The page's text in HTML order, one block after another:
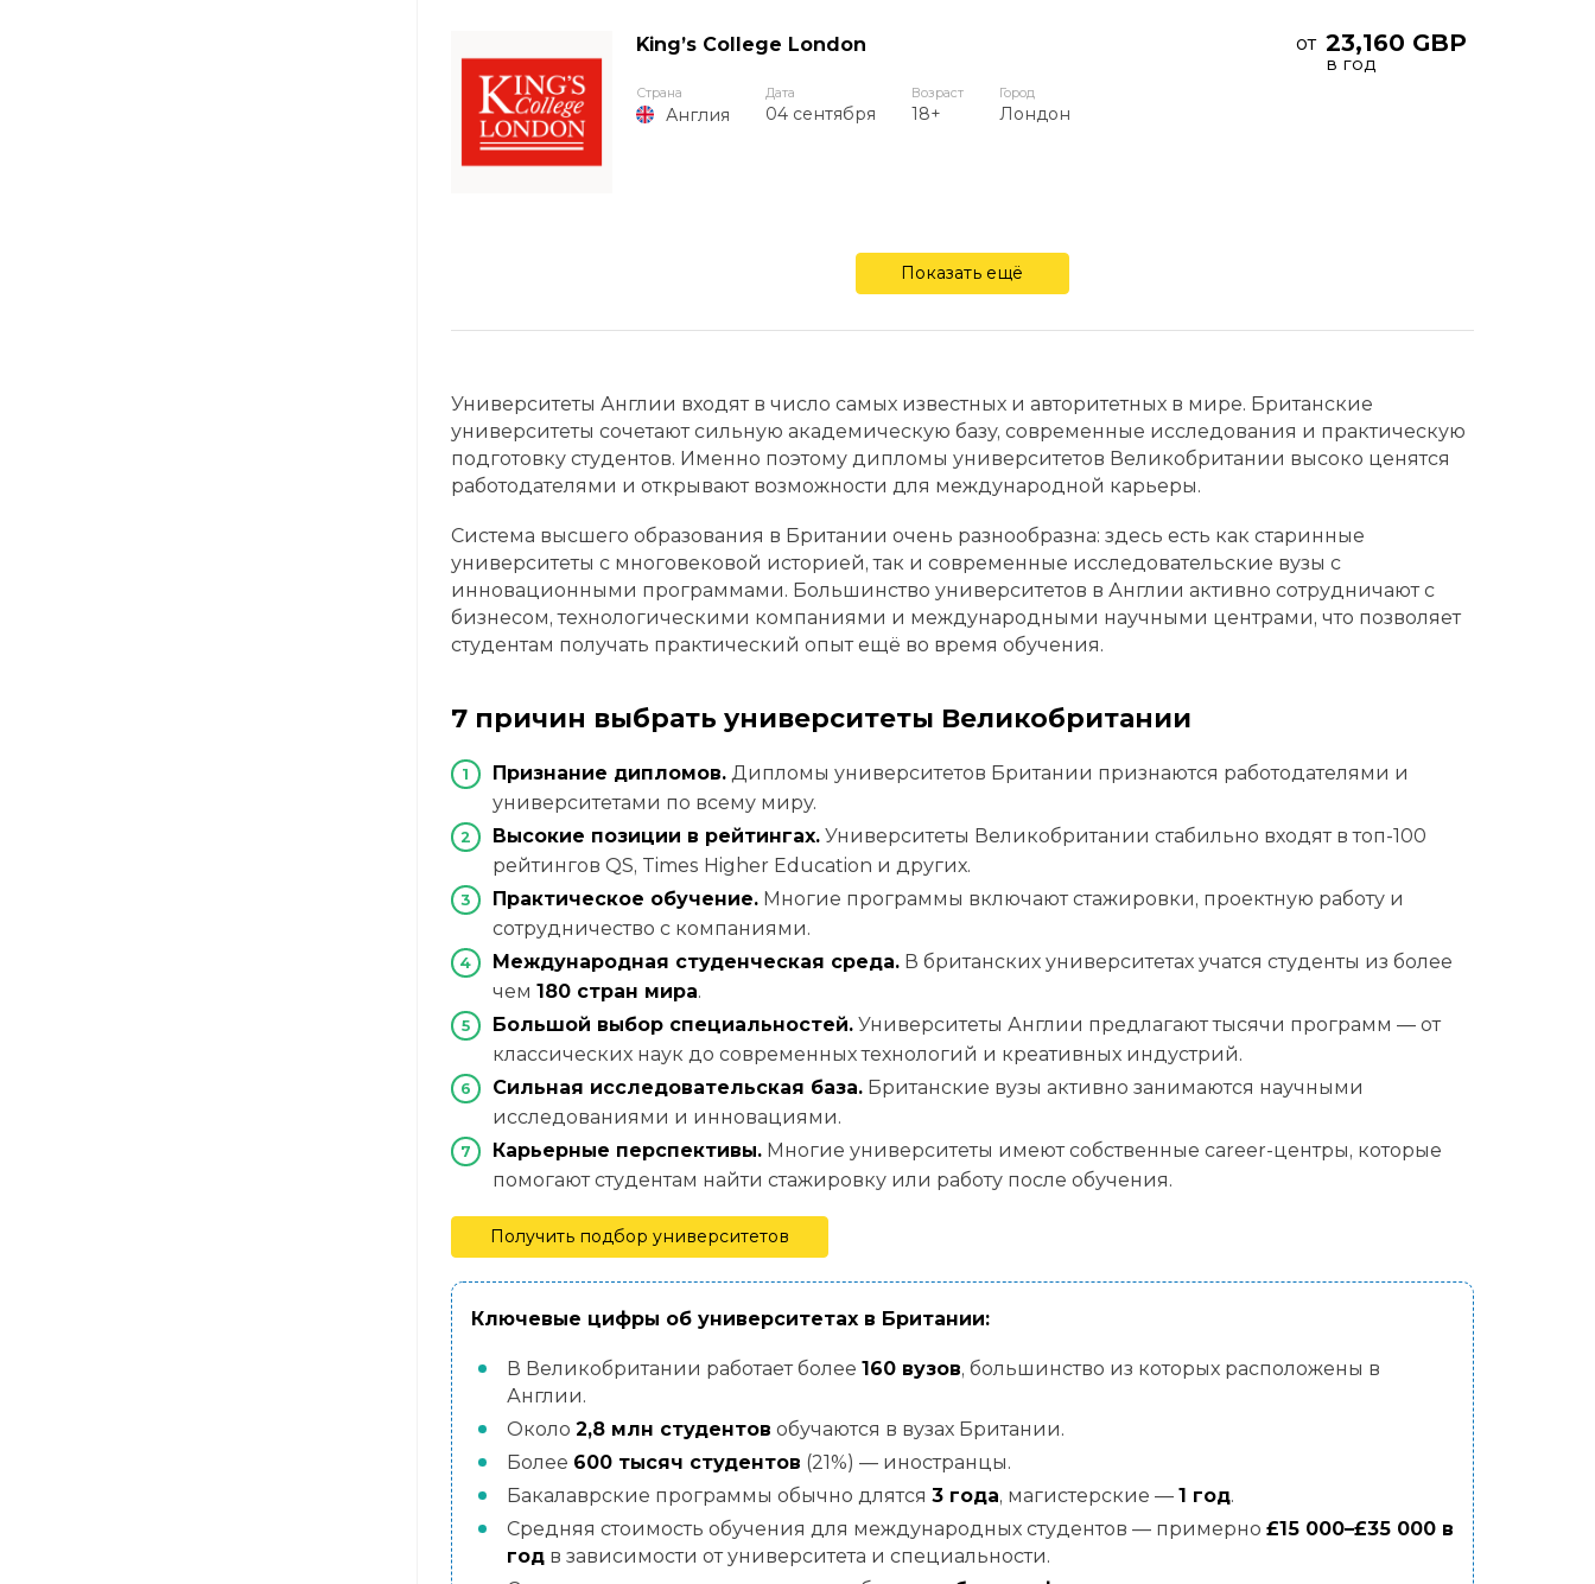
King’s College London от 23,160 GBP
в год
Страна
Англия
Дата
04 сентября
Возраст
18+
Город
Лондон
Показать ещё
Университеты Англии входят в число самых известных и авторитетных в мире. Британские
университеты сочетают сильную академическую базу, современные исследования и практическую
подготовку студентов. Именно поэтому дипломы университетов Великобритании высоко ценятся
работодателями и открывают возможности для международной карьеры.
Система высшего образования в Британии очень разнообразна: здесь есть как старинные
университеты с многовековой историей, так и современные исследовательские вузы с
инновационными программами. Большинство университетов в Англии активно сотрудничают с
бизнесом, технологическими компаниями и международными научными центрами, что позволяет
студентам получать практический опыт ещё во время обучения.
7 причин выбрать университеты Великобритании
Признание дипломов.Дипломы университетов Британии признаются работодателями и
университетами по всему миру.
Высокие позиции в рейтингах.Университеты Великобритании стабильно входят в топ-100
рейтингов QS, Times Higher Education и других.
Практическое обучение.Многие программы включают стажировки, проектную работу и
сотрудничество с компаниями.
Международная студенческая среда.В британских университетах учатся студенты из более
чем 180 стран мира.
Большой выбор специальностей.Университеты Англии предлагают тысячи программ — от
классических наук до современных технологий и креативных индустрий.
Сильная исследовательская база.Британские вузы активно занимаются научными
исследованиями и инновациями.
Карьерные перспективы.Многие университеты имеют собственные career-центры, которые
помогают студентам найти стажировку или работу после обучения.
Получить подбор университетов
Ключевые цифры об университетах в Британии:
В Великобритании работает более 160 вузов, большинство из которых расположены в
Англии.
Около 2,8 млн студентов обучаются в вузах Британии.
Более 600 тысяч студентов (21%) — иностранцы.
Бакалаврские программы обычно длятся 3 года, магистерские — 1 год.
Средняя стоимость обучения для международных студентов — примерно £15 000–£35 000 в
годв зависимости от университета и специальности.